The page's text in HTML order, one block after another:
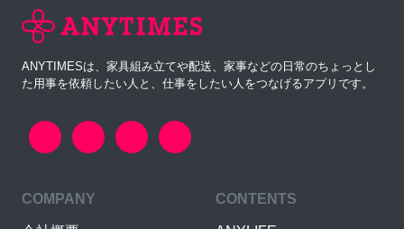
ANYTIMESは、家具組み立てや配送、家事などの日常のちょっとし
た用事を依頼したい人と、仕事をしたい人をつなげるアプリです。
COMPANY CONTENTS